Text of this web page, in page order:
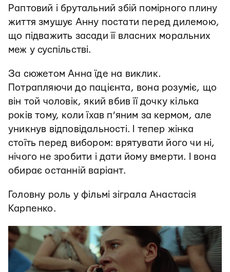
Раптовий і брутальний збій помірного плину
життя змушує Анну постати перед дилемою,
що підважить засади її власних моральних
меж у суспільстві.
За сюжетом Анна їде на виклик.
Потрапляючи до пацієнта, вона розуміє, що
він той чоловік, який вбив її дочку кілька
років тому, коли їхав п’яним за кермом, але
уникнув відповідальності. І тепер жінка
стоїть перед вибором: врятувати його чи ні,
нічого не зробити і дати йому вмерти. І вона
обирає останній варіант.
Головну роль у фільмі зіграла Анастасія
Карпенко.